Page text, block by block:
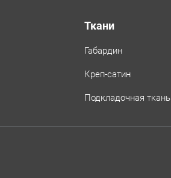
Ткани
Габардин
Креп-сатин
Подкладочная ткань